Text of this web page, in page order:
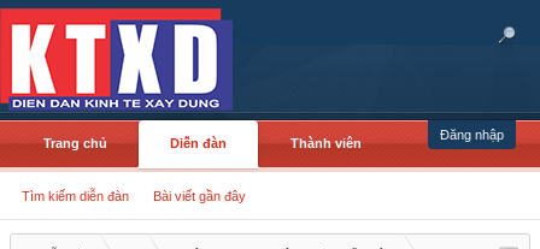
Đăng nhập
Trang chủ Diễn đàn
Tìm kiếm diễn đàn Bài viết gần đây
Thành viên